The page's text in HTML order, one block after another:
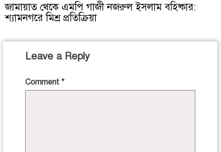
জামায়াত থেকে এমপি গাজী নজরুল ইসলাম বহিষ্কার:
শ্যামনগরে মিশ্র প্রতিক্রিয়া
Leave a Reply
Comment *